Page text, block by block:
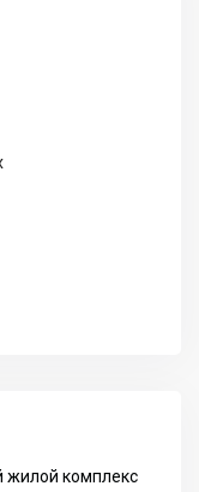
жилой комплекс